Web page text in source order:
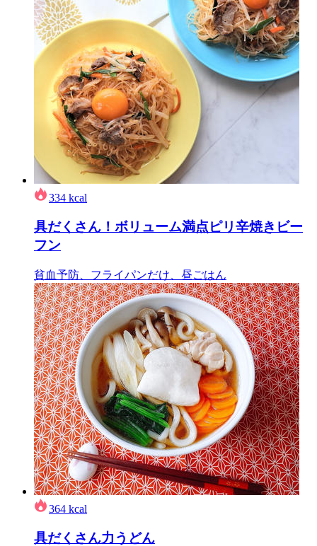
334 kcal
具だくさん！ボリューム満点ピリ辛焼きビー
フン
貧血予防、フライパンだけ、昼ごはん
364 kcal
具だくさん力うどん